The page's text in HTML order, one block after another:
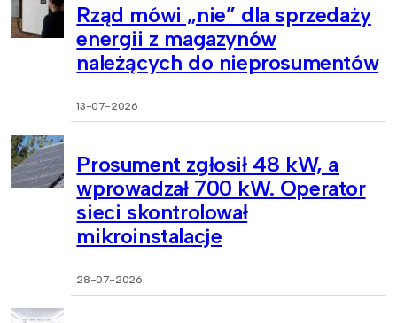
Rząd mówi „nie” dla sprzedaży
energii z magazynów
należących do nieprosumentów
13-07-2026
Prosument zgłosił 48 kW, a
wprowadzał 700 kW. Operator
sieci skontrolował
mikroinstalacje
28-07-2026